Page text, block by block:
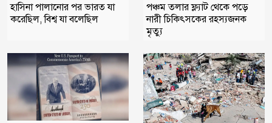
হাসিনা পালানোর পর ভারত যা
করেছিল, বিশ্ব যা বলেছিল
পঞ্চম তলার ফ্ল্যাট থেকে পড়ে
নারী চিকিৎসকের রহস্যজনক
মৃত্যু